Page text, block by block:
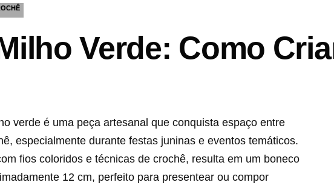
Verde: Como
verde é uma peça artesanal que conquista espaço entre
especialmente durante festas juninas e eventos temáticos.
fios coloridos e técnicas de crochê, resulta em um boneco
12 cm, perfeito para presentear ou compor